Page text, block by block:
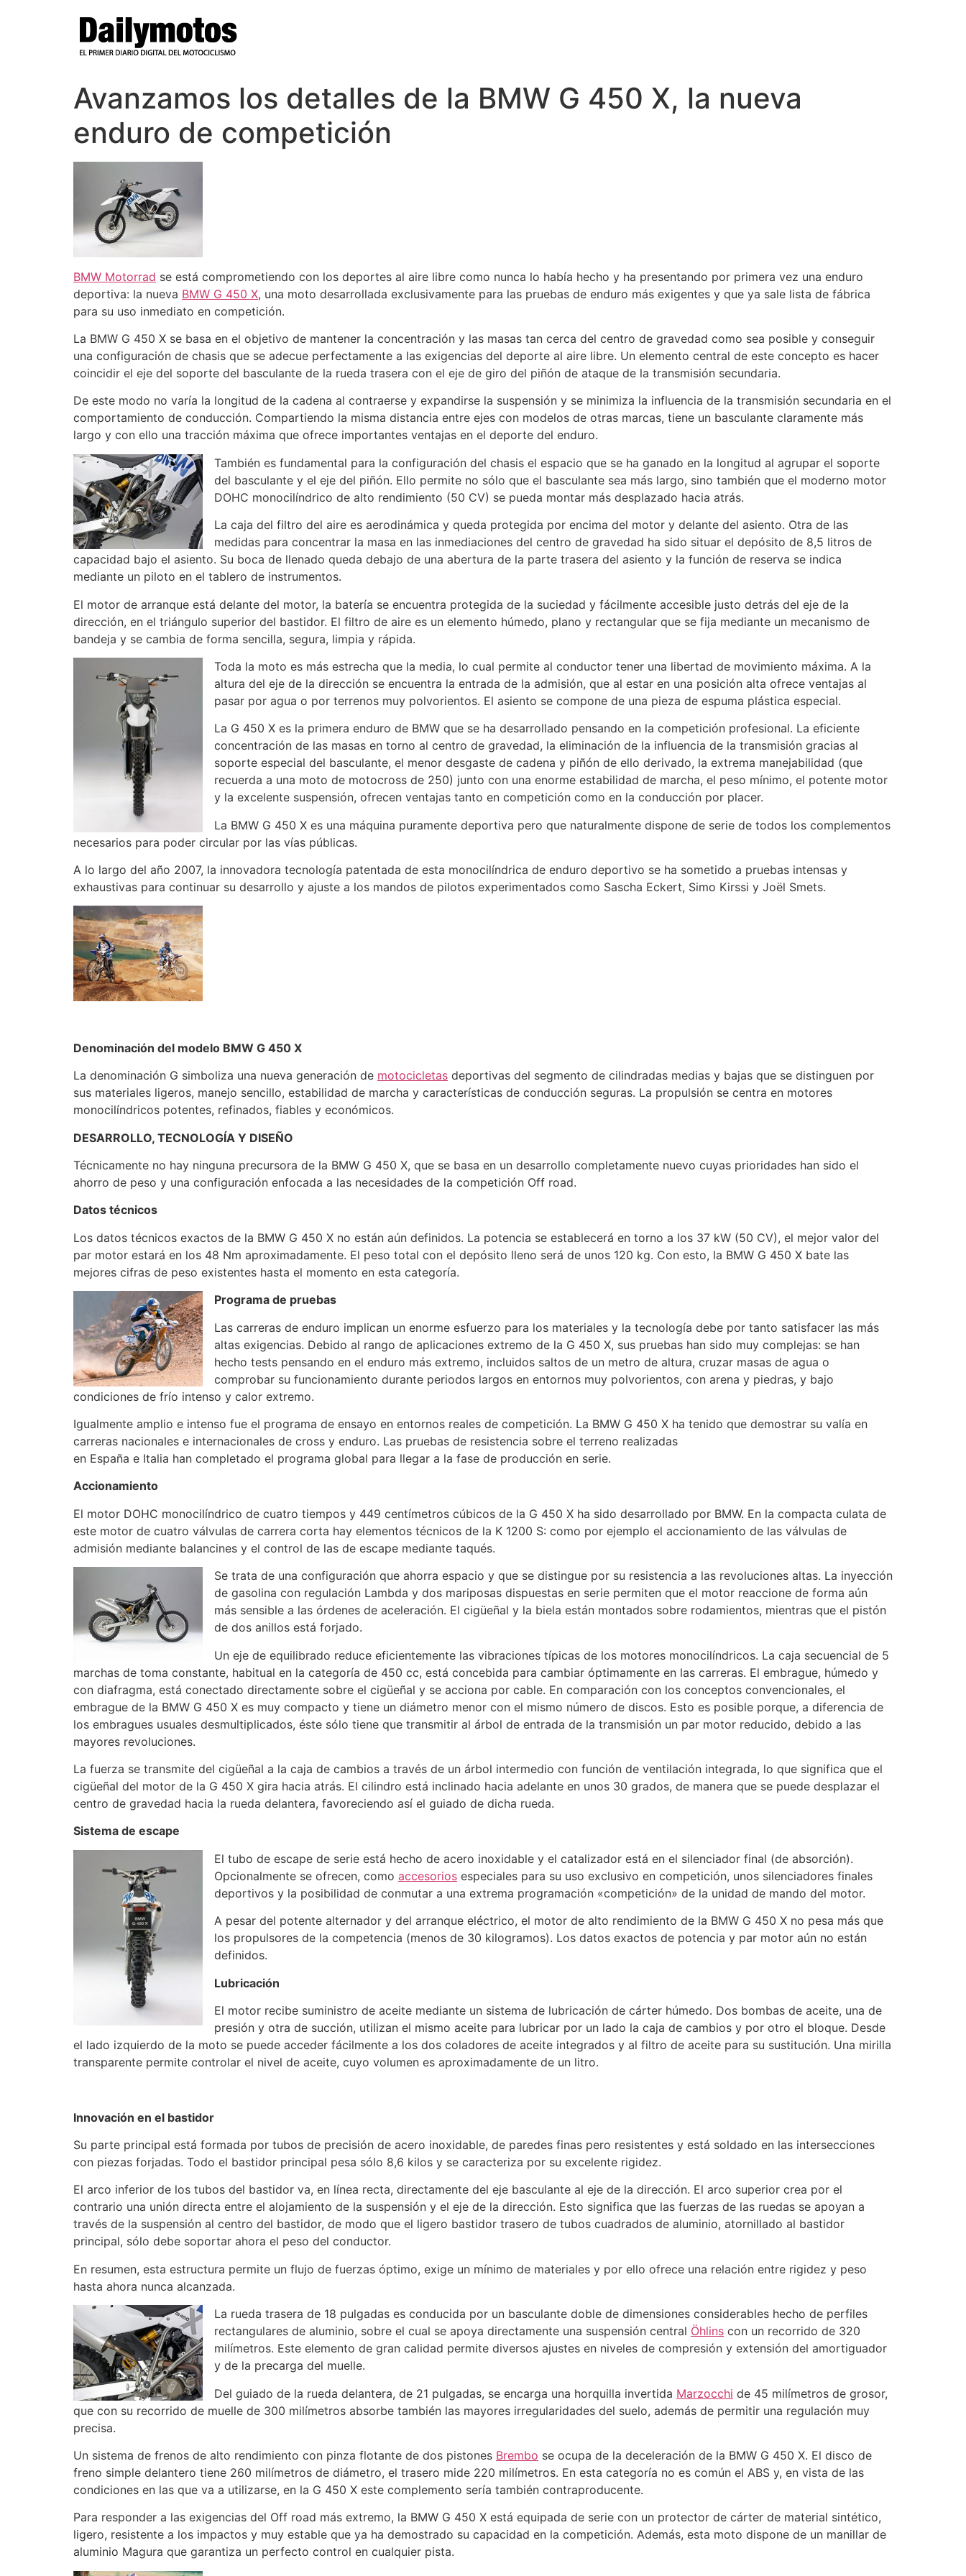
Avanzamos los detalles de la BMW G 450 X, la nueva
enduro de competición
BMW Motorrad se está comprometiendo con los deportes al aire libre como nunca lo había hecho y ha presentando por primera vez una enduro
deportiva: la nueva BMW G 450 X, una moto desarrollada exclusivamente para las pruebas de enduro más exigentes y que ya sale lista de fábrica
para su uso inmediato en competición.
La BMW G 450 X se basa en el objetivo de mantener la concentración y las masas tan cerca del centro de gravedad como sea posible y conseguir
una configuración de chasis que se adecue perfectamente a las exigencias del deporte al aire libre. Un elemento central de este concepto es hacer
coincidir el eje del soporte del basculante de la rueda trasera con el eje de giro del piñón de ataque de la transmisión secundaria.
De este modo no varía la longitud de la cadena al contraerse y expandirse la suspensión y se minimiza la influencia de la transmisión secundaria en el
comportamiento de conducción. Compartiendo la misma distancia entre ejes con modelos de otras marcas, tiene un basculante claramente más
largo y con ello una tracción máxima que ofrece importantes ventajas en el deporte del enduro.
También es fundamental para la configuración del chasis el espacio que se ha ganado en la longitud al agrupar el soporte
del basculante y el eje del piñón. Ello permite no sólo que el basculante sea más largo, sino también que el moderno motor
DOHC monocilíndrico de alto rendimiento (50 CV) se pueda montar más desplazado hacia atrás.
La caja del filtro del aire es aerodinámica y queda protegida por encima del motor y delante del asiento. Otra de las
medidas para concentrar la masa en las inmediaciones del centro de gravedad ha sido situar el depósito de 8,5 litros de
capacidad bajo el asiento. Su boca de llenado queda debajo de una abertura de la parte trasera del asiento y la función de reserva se indica
mediante un piloto en el tablero de instrumentos.
El motor de arranque está delante del motor, la batería se encuentra protegida de la suciedad y fácilmente accesible justo detrás del eje de la
dirección, en el triángulo superior del bastidor. El filtro de aire es un elemento húmedo, plano y rectangular que se fija mediante un mecanismo de
bandeja y se cambia de forma sencilla, segura, limpia y rápida.
Toda la moto es más estrecha que la media, lo cual permite al conductor tener una libertad de movimiento máxima. A la
altura del eje de la dirección se encuentra la entrada de la admisión, que al estar en una posición alta ofrece ventajas al
pasar por agua o por terrenos muy polvorientos. El asiento se compone de una pieza de espuma plástica especial.
La G 450 X es la primera enduro de BMW que se ha desarrollado pensando en la competición profesional. La eficiente
concentración de las masas en torno al centro de gravedad, la eliminación de la influencia de la transmisión gracias al
soporte especial del basculante, el menor desgaste de cadena y piñón de ello derivado, la extrema manejabilidad (que
recuerda a una moto de motocross de 250) junto con una enorme estabilidad de marcha, el peso mínimo, el potente motor
y la excelente suspensión, ofrecen ventajas tanto en competición como en la conducción por placer.
La BMW G 450 X es una máquina puramente deportiva pero que naturalmente dispone de serie de todos los complementos
necesarios para poder circular por las vías públicas.
A lo largo del año 2007, la innovadora tecnología patentada de esta monocilíndrica de enduro deportivo se ha sometido a pruebas intensas y
exhaustivas para continuar su desarrollo y ajuste a los mandos de pilotos experimentados como Sascha Eckert, Simo Kirssi y Joël Smets.
Denominación del modelo BMW G 450 X
La denominación G simboliza una nueva generación de motocicletas deportivas del segmento de cilindradas medias y bajas que se distinguen por
sus materiales ligeros, manejo sencillo, estabilidad de marcha y características de conducción seguras. La propulsión se centra en motores
monocilíndricos potentes, refinados, fiables y económicos.
DESARROLLO, TECNOLOGÍA Y DISEÑO
Técnicamente no hay ninguna precursora de la BMW G 450 X, que se basa en un desarrollo completamente nuevo cuyas prioridades han sido el
ahorro de peso y una configuración enfocada a las necesidades de la competición Off road.
Datos técnicos
Los datos técnicos exactos de la BMW G 450 X no están aún definidos. La potencia se establecerá en torno a los 37 kW (50 CV), el mejor valor del
par motor estará en los 48 Nm aproximadamente. El peso total con el depósito lleno será de unos 120 kg. Con esto, la BMW G 450 X bate las
mejores cifras de peso existentes hasta el momento en esta categoría.
Programa de pruebas
Las carreras de enduro implican un enorme esfuerzo para los materiales y la tecnología debe por tanto satisfacer las más
altas exigencias. Debido al rango de aplicaciones extremo de la G 450 X, sus pruebas han sido muy complejas: se han
hecho tests pensando en el enduro más extremo, incluidos saltos de un metro de altura, cruzar masas de agua o
comprobar su funcionamiento durante periodos largos en entornos muy polvorientos, con arena y piedras, y bajo
condiciones de frío intenso y calor extremo.
Igualmente amplio e intenso fue el programa de ensayo en entornos reales de competición. La BMW G 450 X ha tenido que demostrar su valía en
carreras nacionales e internacionales de cross y enduro. Las pruebas de resistencia sobre el terreno realizadas
en España e Italia han completado el programa global para llegar a la fase de producción en serie.
Accionamiento
El motor DOHC monocilíndrico de cuatro tiempos y 449 centímetros cúbicos de la G 450 X ha sido desarrollado por BMW. En la compacta culata de
este motor de cuatro válvulas de carrera corta hay elementos técnicos de la K 1200 S: como por ejemplo el accionamiento de las válvulas de
admisión mediante balancines y el control de las de escape mediante taqués.
Se trata de una configuración que ahorra espacio y que se distingue por su resistencia a las revoluciones altas. La inyección
de gasolina con regulación Lambda y dos mariposas dispuestas en serie permiten que el motor reaccione de forma aún
más sensible a las órdenes de aceleración. El cigüeñal y la biela están montados sobre rodamientos, mientras que el pistón
de dos anillos está forjado.
Un eje de equilibrado reduce eficientemente las vibraciones típicas de los motores monocilíndricos. La caja secuencial de 5
marchas de toma constante, habitual en la categoría de 450 cc, está concebida para cambiar óptimamente en las carreras. El embrague, húmedo y
con diafragma, está conectado directamente sobre el cigüeñal y se acciona por cable. En comparación con los conceptos convencionales, el
embrague de la BMW G 450 X es muy compacto y tiene un diámetro menor con el mismo número de discos. Esto es posible porque, a diferencia de
los embragues usuales desmultiplicados, éste sólo tiene que transmitir al árbol de entrada de la transmisión un par motor reducido, debido a las
mayores revoluciones.
La fuerza se transmite del cigüeñal a la caja de cambios a través de un árbol intermedio con función de ventilación integrada, lo que significa que el
cigüeñal del motor de la G 450 X gira hacia atrás. El cilindro está inclinado hacia adelante en unos 30 grados, de manera que se puede desplazar el
centro de gravedad hacia la rueda delantera, favoreciendo así el guiado de dicha rueda.
Sistema de escape
El tubo de escape de serie está hecho de acero inoxidable y el catalizador está en el silenciador final (de absorción).
Opcionalmente se ofrecen, como accesorios especiales para su uso exclusivo en competición, unos silenciadores finales
deportivos y la posibilidad de conmutar a una extrema programación «competición» de la unidad de mando del motor.
A pesar del potente alternador y del arranque eléctrico, el motor de alto rendimiento de la BMW G 450 X no pesa más que
los propulsores de la competencia (menos de 30 kilogramos). Los datos exactos de potencia y par motor aún no están
definidos.
Lubricación
El motor recibe suministro de aceite mediante un sistema de lubricación de cárter húmedo. Dos bombas de aceite, una de
presión y otra de succión, utilizan el mismo aceite para lubricar por un lado la caja de cambios y por otro el bloque. Desde
el lado izquierdo de la moto se puede acceder fácilmente a los dos coladores de aceite integrados y al filtro de aceite para su sustitución. Una mirilla
transparente permite controlar el nivel de aceite, cuyo volumen es aproximadamente de un litro.
Innovación en el bastidor
Su parte principal está formada por tubos de precisión de acero inoxidable, de paredes finas pero resistentes y está soldado en las intersecciones
con piezas forjadas. Todo el bastidor principal pesa sólo 8,6 kilos y se caracteriza por su excelente rigidez.
El arco inferior de los tubos del bastidor va, en línea recta, directamente del eje basculante al eje de la dirección. El arco superior crea por el
contrario una unión directa entre el alojamiento de la suspensión y el eje de la dirección. Esto significa que las fuerzas de las ruedas se apoyan a
través de la suspensión al centro del bastidor, de modo que el ligero bastidor trasero de tubos cuadrados de aluminio, atornillado al bastidor
principal, sólo debe soportar ahora el peso del conductor.
En resumen, esta estructura permite un flujo de fuerzas óptimo, exige un mínimo de materiales y por ello ofrece una relación entre rigidez y peso
hasta ahora nunca alcanzada.
La rueda trasera de 18 pulgadas es conducida por un basculante doble de dimensiones considerables hecho de perfiles
rectangulares de aluminio, sobre el cual se apoya directamente una suspensión central Öhlins con un recorrido de 320
milímetros. Este elemento de gran calidad permite diversos ajustes en niveles de compresión y extensión del amortiguador
y de la precarga del muelle.
Del guiado de la rueda delantera, de 21 pulgadas, se encarga una horquilla invertida Marzocchi de 45 milímetros de grosor,
que con su recorrido de muelle de 300 milímetros absorbe también las mayores irregularidades del suelo, además de permitir una regulación muy
precisa.
Un sistema de frenos de alto rendimiento con pinza flotante de dos pistones Brembo se ocupa de la deceleración de la BMW G 450 X. El disco de
freno simple delantero tiene 260 milímetros de diámetro, el trasero mide 220 milímetros. En esta categoría no es común el ABS y, en vista de las
condiciones en las que va a utilizarse, en la G 450 X este complemento sería también contraproducente.
Para responder a las exigencias del Off road más extremo, la BMW G 450 X está equipada de serie con un protector de cárter de material sintético,
ligero, resistente a los impactos y muy estable que ya ha demostrado su capacidad en la competición. Además, esta moto dispone de un manillar de
aluminio Magura que garantiza un perfecto control en cualquier pista.